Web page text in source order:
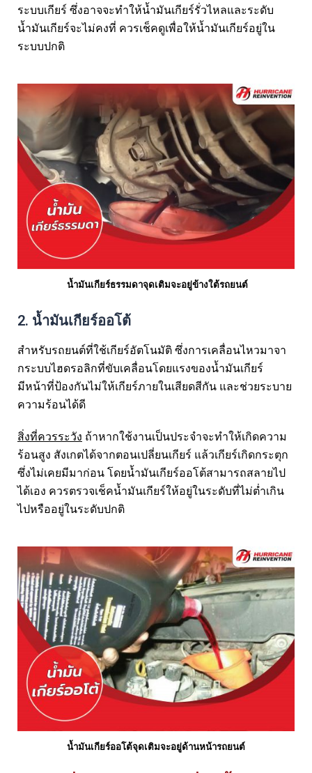
ระบบเกียร์ ซึ่งอาจจะทำให้น้ำมันเกียร์รั่วไหลและระดับ
น้ำมันเกียร์จะไม่คงที่ ควรเช็คดูเพื่อให้น้ำมันเกียร์อยู่ใน
ระบบปกติ
น้ำมันเกียร์ธรรมดาจุดเติมจะอยู่ข้างใต้รถยนต์
2. น้ำมันเกียร์ออโต้
สำหรับรถยนต์ที่ใช้เกียร์อัตโนมัติ ซึ่งการเคลื่อนไหวมาจา
กระบบไฮดรอลิกที่ขับเคลื่อนโดยแรงของน้ำมันเกียร์
มีหน้าที่ป้องกันไม่ให้เกียร์ภายในเสียดสีกัน และช่วยระบาย
ความร้อนได้ดี
สิ่งที่ควรระวัง ถ้าหากใช้งานเป็นประจำจะทำให้เกิดความ
ร้อนสูง สังเกตได้จากตอนเปลี่ยนเกียร์ แล้วเกียร์เกิดกระตุก
ซึ่งไม่เคยมีมาก่อน โดยน้ำมันเกียร์ออโต้สามารถสลายไป
ได้เอง ควรตรวจเช็คน้ำมันเกียร์ให้อยู่ในระดับที่ไม่ต่ำเกิน
ไปหรืออยู่ในระดับปกติ
น้ำมันเกียร์ออโต้จุดเติมจะอยู่ด้านหน้ารถยนต์